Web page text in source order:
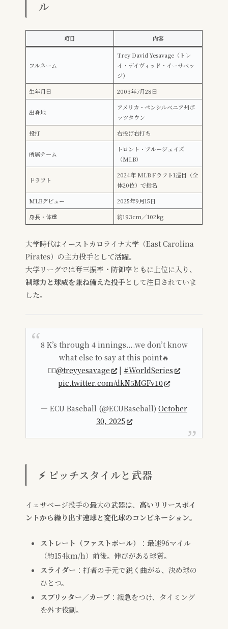
ル
項目 内容
フルネーム
Trey David Yesavage（トレ
イ・デイヴィッド・イーサベッ
ジ）
生年月日
2003年7月28日
出身地
アメリカ・ペンシルベニア州ポ
ッツタウン
投打
右投げ右打ち
所属チーム
トロント・ブルージェイズ
（MLB）
ドラフト
2024年 MLBドラフト1巡目（全
体20位）で指名
MLBデビュー
2025年9月15日
身長・体重
約193cm／102kg
大学時代はイーストカロライナ大学（East Carolina
Pirates）の主力投手として活躍。
大学リーグでは奪三振率・防御率ともに上位に入り、
制球力と球威を兼ね備えた投手として注目されていま
した。
8 K’s through 4 innings….we don’t know
what else to say at this point🔥
🏴‍☠️@treyyesavage | #WorldSeries
pic.twitter.com/dkN5MGFv10
— ECU Baseball (@ECUBaseball) October
30, 2025
⚡ ピッチスタイルと武器
イェサベージ投手の最大の武器は、 高いリリースポイ
ントから繰り出す速球と変化球のコンビネーション。
ストレート（ファストボール）
：最速96マイル
（約154km/h）前後。伸びがある球質。
スライダー ：打者の手元で鋭く曲がる、決め球の
ひとつ。
スプリッター／カーブ：緩急をつけ、タイミング
を外す役割。